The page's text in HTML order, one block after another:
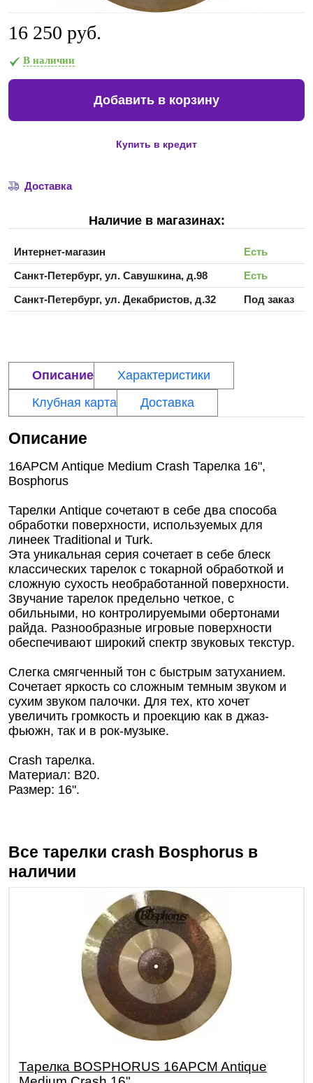
16 250 руб.
В наличии
Добавить в корзину
Купить в кредит
Доставка
Наличие в магазинах:
Интернет-магазин
Есть
Санкт-Петербург, ул. Савушкина, д.98
Есть
Санкт-Петербург, ул. Декабристов, д.32
Под заказ
Описание
Характеристики
Клубная карта
Доставка
Описание
16APCM Antique Medium Crash Тарелка 16",
Bosphorus
Тарелки Antique сочетают в себе два способа
обработки поверхности, используемых для
линеек Traditional и Turk.
Эта уникальная серия сочетает в себе блеск
классических тарелок с токарной обработкой и
сложную сухость необработанной поверхности.
Звучание тарелок предельно четкое, с
обильными, но контролируемыми обертонами
райда. Разнообразные игровые поверхности
обеспечивают широкий спектр звуковых текстур.
Слегка смягченный тон с быстрым затуханием.
Сочетает яркость со сложным темным звуком и
сухим звуком палочки. Для тех, кто хочет
увеличить громкость и проекцию как в джаз-
фьюжн, так и в рок-музыке.
Crash тарелка.
Материал: В20.
Размер: 16".
Все тарелки crash Bosphorus в
наличии
Тарелка BOSPHORUS 16APCM Antique